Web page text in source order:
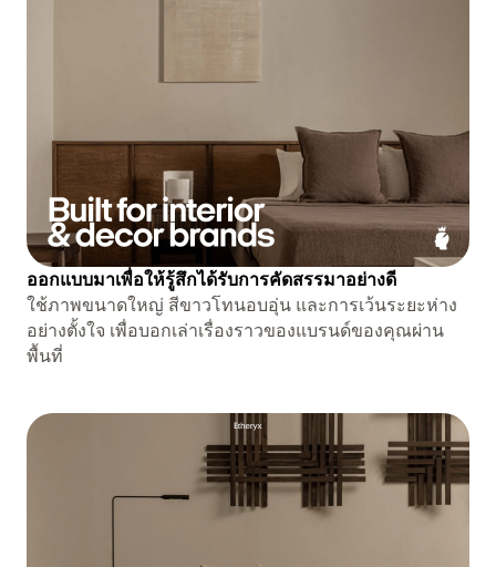
ออกแบบมาเพื่อให้รู้สึกได้รับการคัดสรรมาอย่างดี
ใช้ภาพขนาดใหญ่ สีขาวโทนอบอุ่น และการเว้นระยะห่าง
อย่างตั้งใจ เพื่อบอกเล่าเรื่องราวของแบรนด์ของคุณผ่าน
พื้นที่